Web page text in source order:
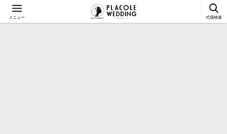
メニュー 式場検索